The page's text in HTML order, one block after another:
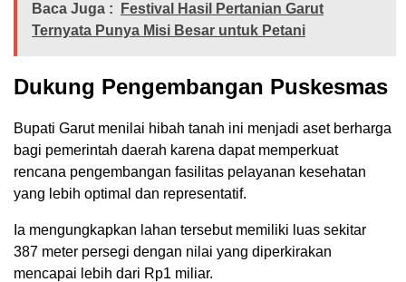
Baca Juga :
Festival Hasil Pertanian Garut
Ternyata Punya Misi Besar untuk Petani
Dukung Pengembangan Puskesmas
Bupati Garut menilai hibah tanah ini menjadi aset berharga
bagi pemerintah daerah karena dapat memperkuat
rencana pengembangan fasilitas pelayanan kesehatan
yang lebih optimal dan representatif.
Ia mengungkapkan lahan tersebut memiliki luas sekitar
387 meter persegi dengan nilai yang diperkirakan
mencapai lebih dari Rp1 miliar.